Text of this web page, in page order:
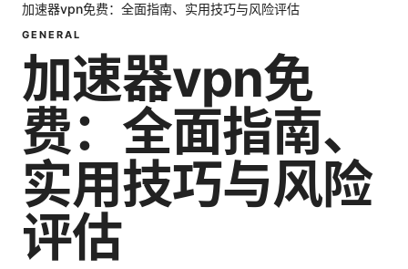
加速器vpn免费：全面指南、实用技巧与风险评估
GENERAL
加速器vpn免
费：全面指南、
实用技巧与风险
评估